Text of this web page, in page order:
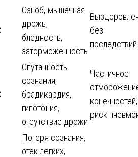
Озноб, мышечная
дрожь,
бледность,
заторможенность
без
последствий
Спутанность
сознания,
брадикардия,
гипотония,
отсутствие дрожи
Частичное
конечностей,
риск
Потеря сознания,
отёк лёгких,